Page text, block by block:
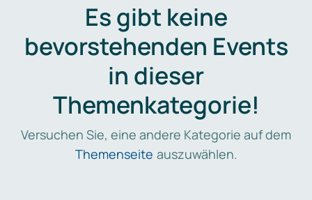
Es gibt keine
bevorstehenden Events
in dieser
Themenkategorie!
Versuchen Sie, eine andere Kategorie auf dem
Themenseite auszuwählen.